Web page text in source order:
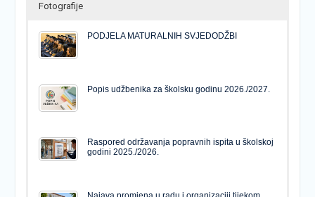
Fotografije
PODJELA MATURALNIH SVJEDODŽBI
Popis udžbenika za školsku godinu 2026./2027.
Raspored održavanja popravnih ispita u školskoj
godini 2025./2026.
Najava promjena u radu i organizaciji tijekom